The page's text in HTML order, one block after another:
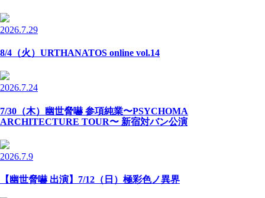
2026.7.29
8/4（火）URTHANATOS online vol.14
2026.7.24
7/30（木）幽世脅嚇 参項純業〜PSYCHOMA
ARCHITECTURE TOUR〜 新宿対バン公演
2026.7.9
【幽世脅嚇 出演】7/12（日）極彩色ノ異界